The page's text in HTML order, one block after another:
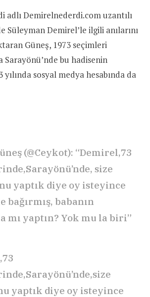
adlı Demirelnederdi.com uzantılı
Süleyman Demirel’le ilgili anılarını
Güneş, 1973 seçimleri
Sarayönü’nde bu hadisenin
yılında sosyal medya hesabında da
(@Ceykot): “Demirel,73
size
yaptık diye oy isteyince
bağırmış, babanın
mı yaptın? Yok mu la biri”
yaptık diye oy isteyince